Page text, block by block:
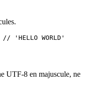
UTF-8 en majuscule, ne